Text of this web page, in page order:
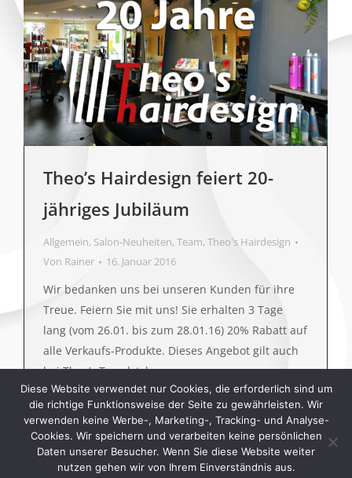
Theo’s Hairdesign feiert 20-
jähriges Jubiläum
Allgemein, Salon-Neuheiten, Team, Theo's Hairdesign
Von Rainer 16. Januar 2016
Wir bedanken uns bei unseren Kunden für ihre
Treue. Feiern Sie mit uns! Sie erhalten 3 Tage
lang (vom 26.01. bis zum 28.01.16) 20% Rabatt auf
alle Verkaufs-Produkte. Dieses Angebot gilt auch
bei Theo’s Trendstyle.
Diese Website verwendet nur Cookies, die erforderlich sind um
die richtige Funktionsweise der Seite zu gewährleisten. Wir
verwenden keine Werbe-, Marketing-, Tracking- und Analyse-
Cookies. Wir speichern und verarbeiten keine persönlichen
Daten unserer Besucher. Wenn Sie diese Website weiter
nutzen gehen wir von Ihrem Einverständnis aus.